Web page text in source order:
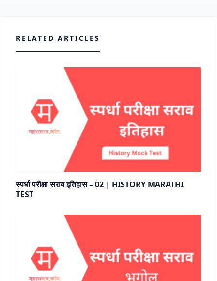
RELATED ARTICLES
स्पर्धा परीक्षा सराव इतिहास – 02 | HISTORY MARATHI
TEST